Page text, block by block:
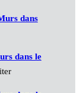
dans
dans le